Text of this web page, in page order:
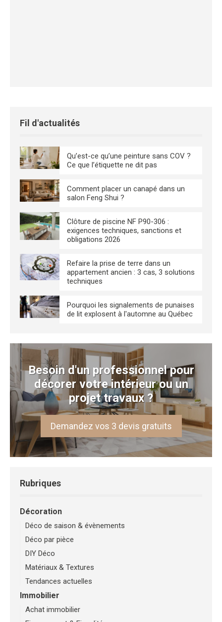
Fil d'actualités
Qu’est-ce qu’une peinture sans COV ?
Ce que l’étiquette ne dit pas
Comment placer un canapé dans un
salon Feng Shui ?
Clôture de piscine NF P90-306 :
exigences techniques, sanctions et
obligations 2026
Refaire la prise de terre dans un
appartement ancien : 3 cas, 3 solutions
techniques
Pourquoi les signalements de punaises
de lit explosent à l'automne au Québec
Besoin d'un professionnel pour
décorer votre intérieur ou un
projet travaux ?
Demandez vos 3 devis gratuits
Rubriques
Décoration
Déco de saison & évènements
Déco par pièce
DIY Déco
Matériaux & Textures
Tendances actuelles
Immobilier
Achat immobilier